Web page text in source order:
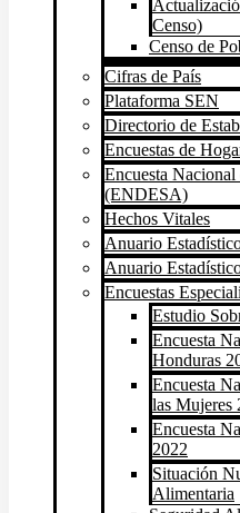
Censo)
Censo de
Cifras de País
Plataforma SEN
Directorio de
Encuestas de
Encuesta
(ENDESA)
Hechos Vitales
Anuario
Anuario
Encuestas
Estudio
Encuesta
Honduras
Encuesta
las Mujeres
Encuesta
2022
Situación
Alimentaria